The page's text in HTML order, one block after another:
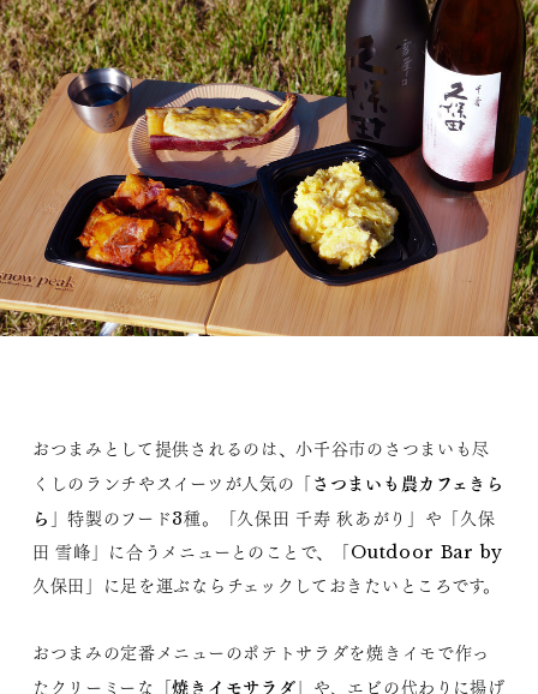
おつまみとして提供されるのは、小千谷市のさつまいも尽
くしのランチやスイーツが人気の 「さつまいも農カフェきら
ら 」特製のフード3種。「久保田 千寿 秋あがり」や「久保
田 雪峰」に合うメニューとのことで、「Outdoor Bar by
久保田」に足を運ぶならチェックしておきたいところです。
おつまみの定番メニューのポテトサラダを焼きイモで作っ
たクリーミーな「焼きイモサラダ」や、エビの代わりに揚げ